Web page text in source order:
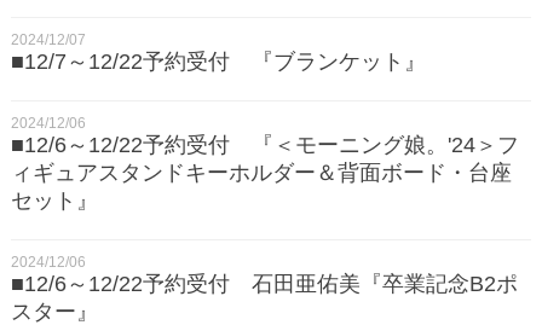
2024/12/07
■12/7～12/22予約受付 『ブランケット』
2024/12/06
■12/6～12/22予約受付 『＜モーニング娘。'24＞フ
ィギュアスタンドキーホルダー＆背面ボード・台座
セット』
2024/12/06
■12/6～12/22予約受付 石田亜佑美『卒業記念B2ポ
スター』